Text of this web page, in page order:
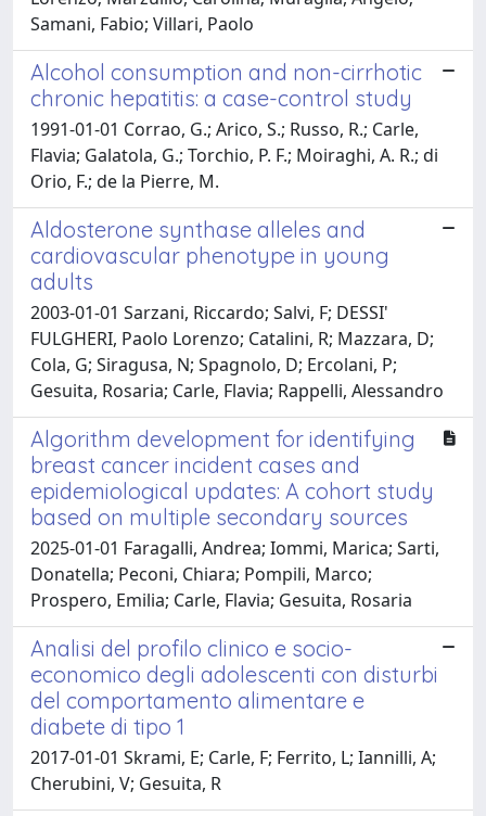
Samani, Fabio; Villari, Paolo
Alcohol consumption and non-cirrhotic
chronic hepatitis: a case-control study
1991-01-01 Corrao, G.; Arico, S.; Russo, R.; Carle,
Flavia; Galatola, G.; Torchio, P. F.; Moiraghi, A. R.; di
Orio, F.; de la Pierre, M.
Aldosterone synthase alleles and
cardiovascular phenotype in young
adults
2003-01-01 Sarzani, Riccardo; Salvi, F; DESSI'
FULGHERI, Paolo Lorenzo; Catalini, R; Mazzara, D;
Cola, G; Siragusa, N; Spagnolo, D; Ercolani, P;
Gesuita, Rosaria; Carle, Flavia; Rappelli, Alessandro
Algorithm development for identifying
breast cancer incident cases and
epidemiological updates: A cohort study
based on multiple secondary sources
2025-01-01 Faragalli, Andrea; Iommi, Marica; Sarti,
Donatella; Peconi, Chiara; Pompili, Marco;
Prospero, Emilia; Carle, Flavia; Gesuita, Rosaria
Analisi del profilo clinico e socio-
economico degli adolescenti con disturbi
del comportamento alimentare e
diabete di tipo 1
2017-01-01 Skrami, E; Carle, F; Ferrito, L; Iannilli, A;
Cherubini, V; Gesuita, R